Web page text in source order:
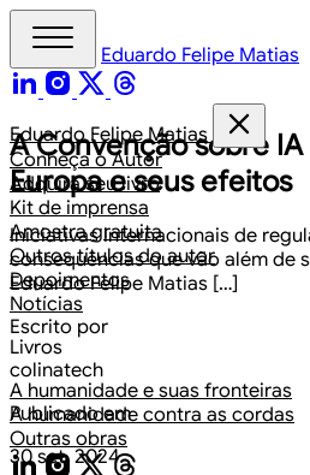
Eduardo Felipe Matias
Eduardo Felipe Matias
Conheça o Autor
Adquira seu livro
Kit de imprensa
Amostra gratuita
Outros títulos do autor
Depoimentos
Notícias
Livros
A humanidade e suas fronteiras
A humanidade contra as cordas
Outras obras
A Convenção sobre
Europa e seus efeitos
Iniciativas internacionais de
consequências que vão além de
Eduardo Felipe Matias […]
Escrito por
colinatech
Publicado em
30 set. 2024